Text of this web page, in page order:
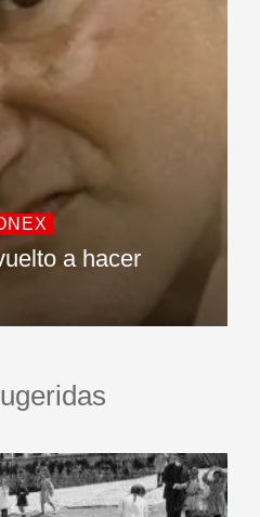
a hacer